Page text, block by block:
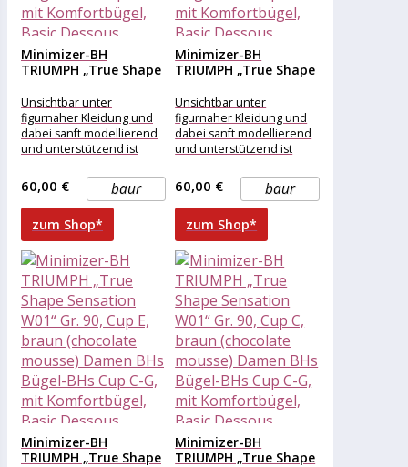
Minimizer-BH
TRIUMPH „True Shape
Unsichtbar unter
figurnaher Kleidung und
dabei sanft modellierend
und unterstützend ist
Sensation Serie von
Triumph.
baur
60,00 €
zum Shop*
Minimizer-BH
TRIUMPH „True Shape
Unsichtbar unter
figurnaher Kleidung und
dabei sanft modellierend
und unterstützend ist
Sensation Serie von
Triumph.
baur
60,00 €
zum Shop*
Minimizer-BH
TRIUMPH „True Shape
Minimizer-BH
TRIUMPH „True Shape